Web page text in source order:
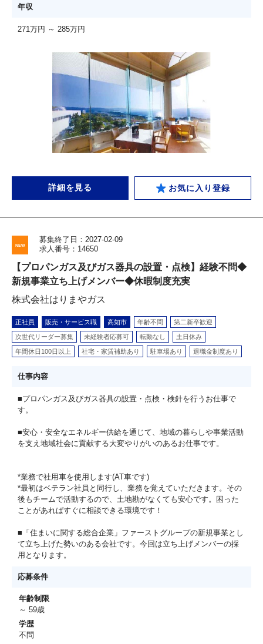
年収
271万円 ～ 285万円
詳細を見る お気に入り登録
募集終了日：2027-02-09
求人番号：14650
【プロパンガス及びガス器具の設置・点検】経験不問◆
新規事業立ち上げメンバー◆休暇制度充実
株式会社はりまやガス
正社員 販売・サービス職 高知市 年齢不問 第二新卒歓迎
次世代リーダー募集 未経験者応募可 転勤なし 土日休み
年間休日100日以上 社宅・家賃補助あり 駐車場あり 退職金制度あり
仕事内容
■プロパンガス及びガス器具の設置・点検・検針を行うお仕事で
す。
■安心・安全なエネルギー供給を通じて、地域の暮らしや事業活動
を支え地域社会に貢献する大変やりがいのあるお仕事です。
*業務で社用車を使用します(AT車です)
*最初はベテラン社員と同行し、業務を覚えていただきます。その
後もチームで活動するので、土地勘がなくても安心です。困った
ことがあればすぐに相談できる環境です！
■「住まいに関する総合企業」ファーストグループの新規事業とし
て立ち上げた勢いのある会社です。今回は立ち上げメンバーの採
用となります。
応募条件
年齢制限
～ 59歳
学歴
不問